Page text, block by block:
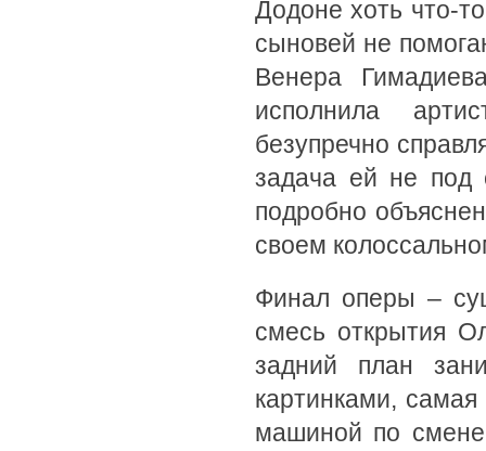
Додоне хоть что-
сыновей не
Венера
исполнила
безупречно
задача ей не под
подробно
своем
Финал оперы –
смесь открытия
задний план
картинками,
машиной по